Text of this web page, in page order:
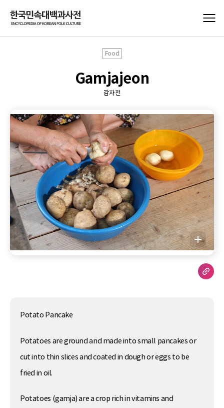
Food
Gamjajeon
감자전
Potato Pancake
Potatoes are ground and made into small pancakes or
cut into thin slices and coated in dough or eggs to be
fried in oil.
Potatoes (gamja) are a crop rich in vitamins and